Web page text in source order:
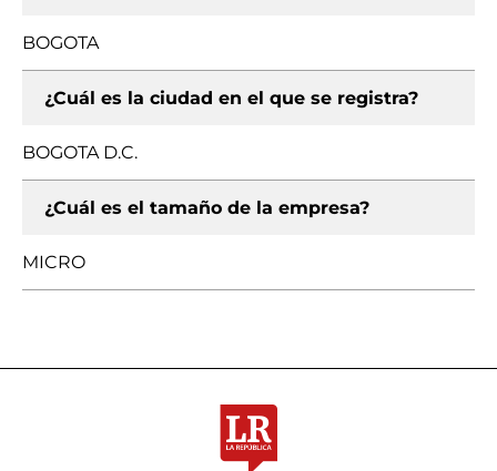
BOGOTA
¿Cuál es la ciudad en el que se registra?
BOGOTA D.C.
¿Cuál es el tamaño de la empresa?
MICRO